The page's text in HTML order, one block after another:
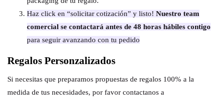
Haz click en “solicitar cotización” y listo! Nuestro team
comercial se contactará antes de 48 horas hábiles contigo
para seguir avanzando con tu pedido
Regalos Personzalizados
Si necesitas que preparamos propuestas de regalos 100% a la
medida de tus necesidades, por favor contactanos a